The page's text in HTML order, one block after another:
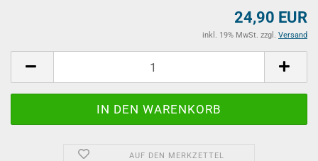
24,90 EUR
inkl. 19% MwSt. zzgl. Versand
AUF DEN MERKZETTEL